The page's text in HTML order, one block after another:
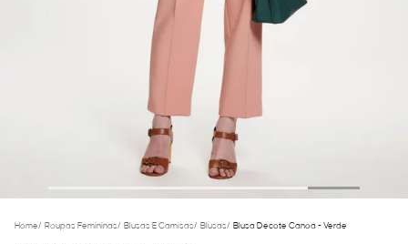
Home/ Roupas Femininas/ Blusas E Camisas/ Blusas/ Blusa Decote Canoa - Verde